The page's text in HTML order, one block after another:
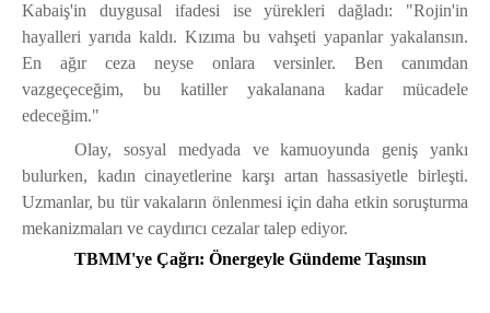
Kabaiş'in duygusal ifadesi ise yürekleri dağladı: "Rojin'in
hayalleri yarıda kaldı. Kızıma bu vahşeti yapanlar yakalansın.
En ağır ceza neyse onlara versinler. Ben canımdan
vazgeçeceğim, bu katiller yakalanana kadar mücadele
edeceğim."
Olay, sosyal medyada ve kamuoyunda geniş yankı
bulurken, kadın cinayetlerine karşı artan hassasiyetle birleşti.
Uzmanlar, bu tür vakaların önlenmesi için daha etkin soruşturma
mekanizmaları ve caydırıcı cezalar talep ediyor.
TBMM'ye Çağrı: Önergeyle Gündeme Taşınsın